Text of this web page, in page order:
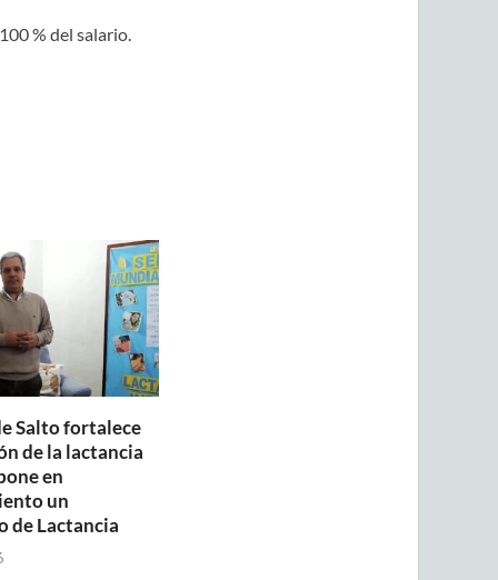
% del salario.
Salto fortalece
de la lactancia
en
un
de Lactancia